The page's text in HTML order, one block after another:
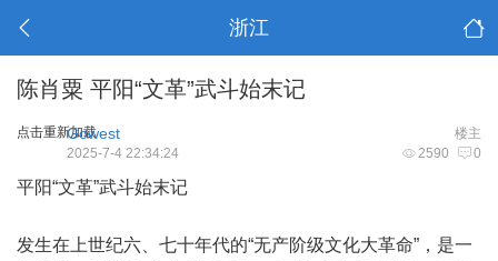
浙江
陈肖粟 平阳“文革”武斗始末记
点击重新加载 楼主
Gowest
2590 0
2025-7-4 22:34:24
平阳“文革”武斗始末记
发生在上世纪六、七十年代的“无产阶级文化大革命”，是一